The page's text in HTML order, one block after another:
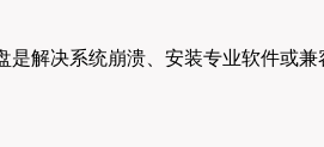
是解决系统崩溃、安装专业软件或